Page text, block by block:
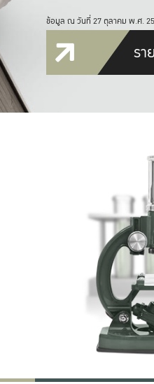
ข้อมูล ณ วันที่ 27 ตุลาคม พ.ศ.
รา